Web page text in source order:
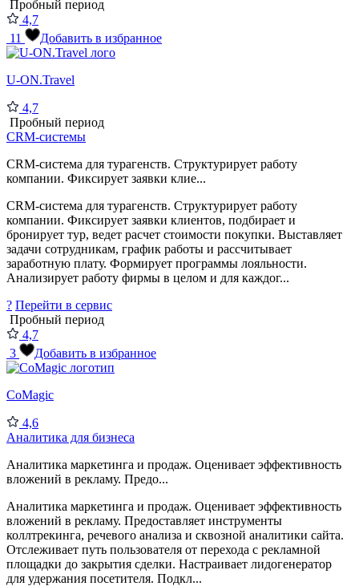
Пробный период
4,7
11
Добавить в избранное
U-ON.Travel
4,7
Пробный период
CRM-системы
CRM-система для турагенств. Структурирует работу
компании. Фиксирует заявки клие...
CRM-система для турагенств. Структурирует работу
компании. Фиксирует заявки клиентов, подбирает и
бронирует тур, ведет расчет стоимости покупки. Выставляет
задачи сотрудникам, график работы и рассчитывает
заработную плату. Формирует программы лояльности.
Анализирует работу фирмы в целом и для каждог...
? Перейти в сервис
Пробный период
4,7
3
Добавить в избранное
CoMagic
4,6
Аналитика для бизнеса
Аналитика маркетинга и продаж. Оценивает эффективность
вложений в рекламу. Предо...
Аналитика маркетинга и продаж. Оценивает эффективность
вложений в рекламу. Предоставляет инструменты
коллтрекинга, речевого анализа и сквозной аналитики сайта.
Отслеживает путь пользователя от перехода с рекламной
площадки до закрытия сделки. Настраивает лидогенератор
для удержания посетителя. Подкл...